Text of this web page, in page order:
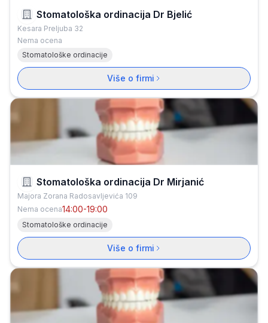
Stomatološka ordinacija Dr Bjelić
Kesara Preljuba 32
Nema ocena
Stomatološke ordinacije
Više o firmi
Stomatološka ordinacija Dr Mirjanić
Majora Zorana Radosavljevića 109
Nema ocena14:00-19:00
Stomatološke ordinacije
Više o firmi